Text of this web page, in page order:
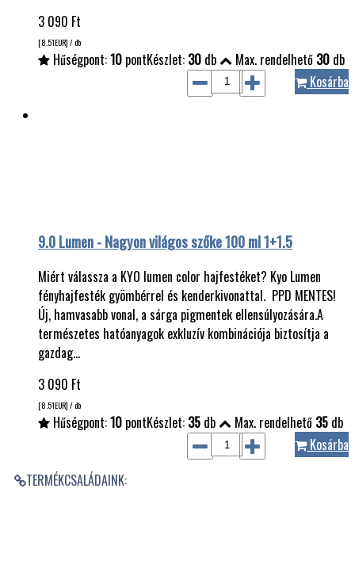
3 090 Ft
[8.51EUR] / db
Hűségpont:10 pontKészlet: 30 db Max. rendelhető 30 db
Kosárba
9.0 Lumen - Nagyon világos szőke 100 ml 1+1.5
Miért válassza a KYO lumen color hajfestéket? Kyo Lumen
fényhajfesték gyömbérrel és kenderkivonattal. PPD MENTES!
Új, hamvasabb vonal, a sárga pigmentek ellensúlyozására.A
természetes hatóanyagok exkluzív kombinációja biztosítja a
gazdag…
3 090 Ft
[8.51EUR] / db
Hűségpont:10 pontKészlet: 35 db Max. rendelhető 35 db
Kosárba
TERMÉKCSALÁDAINK: